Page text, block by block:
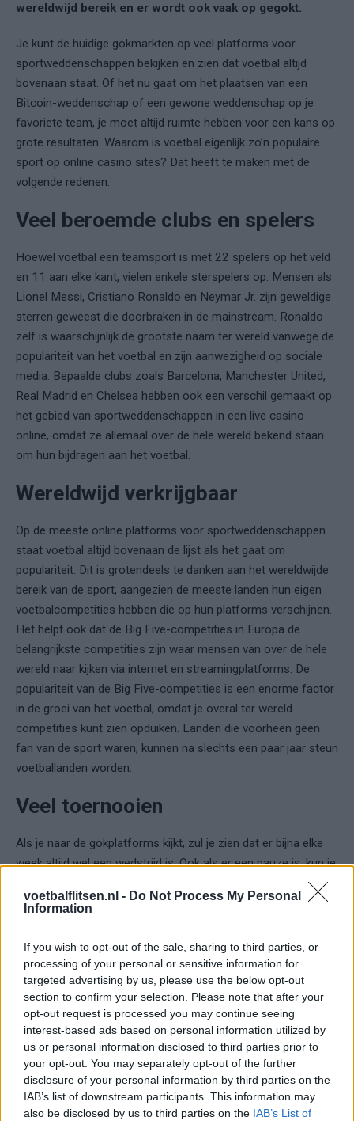
voetbalflitsen.nl - Do Not Process My Personal
Information
If you wish to opt-out of the sale, sharing to third parties, or
processing of your personal or sensitive information for
targeted advertising by us, please use the below opt-out
section to confirm your selection. Please note that after your
opt-out request is processed you may continue seeing
interest-based ads based on personal information utilized by
us or personal information disclosed to third parties prior to
your opt-out. You may separately opt-out of the further
disclosure of your personal information by third parties on the
IAB’s list of downstream participants. This information may
also be disclosed by us to third parties on the IAB’s List of
wereldwijd bereik en er wordt ook vaak op gegokt.
Je kunt de huidige gokmarkten op veel platforms voor
sportweddenschappen bekijken en zien dat voetbal altijd
bovenaan staat. Of het nu gaat om het plaatsen van een
Bitcoin-weddenschap of een gewone weddenschap op je
favoriete team, je moet altijd ruimte hebben voor een kans op
grote resultaten. Waarom is voetbal eigenlijk zo’n populaire
sport op online casino sites? Dat heeft te maken met de
volgende redenen.
Veel beroemde clubs en spelers
Hoewel voetbal een teamsport is met 22 spelers op het veld
en 11 aan elke kant, vielen enkele sterspelers op. Mensen als
Lionel Messi, Cristiano Ronaldo en Neymar Jr. zijn geweldige
sterren geweest die doorbraken in de mainstream. Ronaldo
zelf is waarschijnlijk de grootste naam ter wereld vanwege de
populariteit van het voetbal en zijn aanwezigheid op sociale
media. Bepaalde clubs zoals Barcelona, ​​Manchester United,
Real Madrid en Chelsea hebben ook een verschil gemaakt op
het gebied van sportweddenschappen in een live casino
online, omdat ze allemaal over de hele wereld bekend staan ​​
om hun bijdragen aan het voetbal.
Wereldwijd verkrijgbaar
Op de meeste online platforms voor sportweddenschappen
staat voetbal altijd bovenaan de lijst als het gaat om
populariteit. Dit is grotendeels te danken aan het wereldwijde
bereik van de sport, aangezien de meeste landen hun eigen
voetbalcompetities hebben die op hun platforms verschijnen.
Het helpt ook dat de Big Five-competities in Europa de
belangrijkste competities zijn waar mensen van over de hele
wereld naar kijken via internet en streamingplatforms. De
populariteit van de Big Five-competities is een enorme factor
in de groei van het voetbal, omdat je overal ter wereld
competities kunt zien opduiken. Landen die voorheen geen
fan van de sport waren, kunnen na slechts een paar jaar steun
voetballanden worden.
Veel toernooien
Als je naar de gokplatforms kijkt, zul je zien dat er bijna elke
week altijd wel een wedstrijd is. Ook als er een pauze is, kun je
nog steeds wedden op de wedstrijden tussen de nationale
teams. Voetbaltoernooien zijn altijd aanwezig en zelfs als je
wereld eens proberen, want er zijn competities in bijna elk
land. Nederlanders gokken dan ook graag op de Eredivisie!
Dit zijn slechts enkele van de redenen waarom voetbal zo'n
populaire sport is om op te wedden. Je kunt dit doen op tig
goksites, dus het is belangrijk om ze met elkaar te vergelijken.
Alleen zo kun je het beste online casino kiezen voor je
weddenschappen op voetbalwedstrijden in het nieuwe
seizoen.